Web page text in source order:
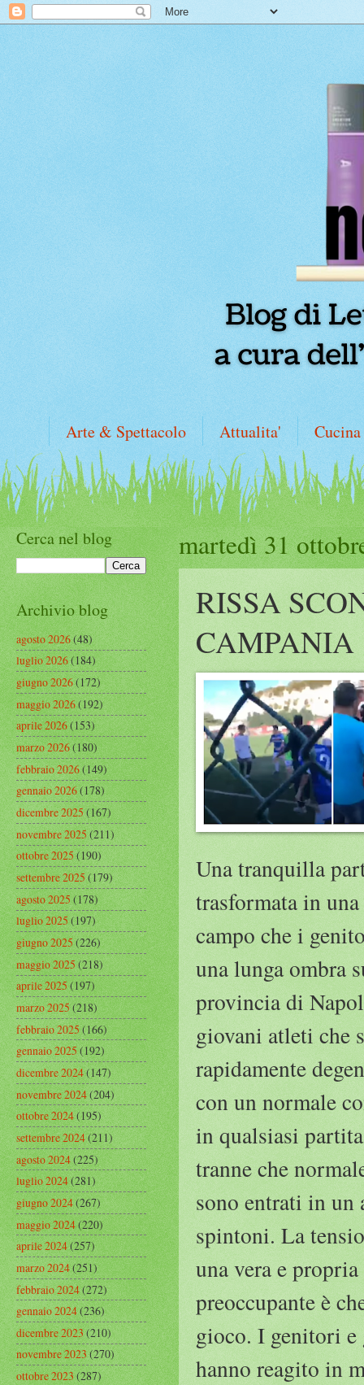
Arte & Spettacolo Attualita' Cucina
martedì 31
RISSA
CAMPANIA
Una tranquilla
trasformata in
campo che i
una lunga ombra
provincia di
giovani atleti che
rapidamente
con un normale
in qualsiasi
tranne che
sono entrati in un
spintoni. La
una vera e
preoccupante è
gioco. I genitori
hanno reagito in
Cerca nel blog
Archivio blog
agosto 2026(48)
luglio 2026(184)
giugno 2026(172)
maggio 2026(192)
aprile 2026(153)
marzo 2026(180)
febbraio 2026(149)
gennaio 2026(178)
dicembre 2025(167)
novembre 2025(211)
ottobre 2025(190)
settembre 2025(179)
agosto 2025(178)
luglio 2025(197)
giugno 2025(226)
maggio 2025(218)
aprile 2025(197)
marzo 2025(218)
febbraio 2025(166)
gennaio 2025(192)
dicembre 2024(147)
novembre 2024(204)
ottobre 2024(195)
settembre 2024(211)
agosto 2024(225)
luglio 2024(281)
giugno 2024(267)
maggio 2024(220)
aprile 2024(257)
marzo 2024(251)
febbraio 2024(272)
gennaio 2024(236)
dicembre 2023(210)
novembre 2023(270)
ottobre 2023(287)